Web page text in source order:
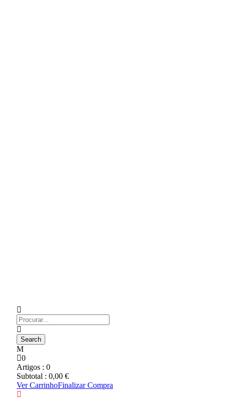
0
Artigos : 0
Subtotal : 0,00 €
Ver CarrinhoFinalizar Compra